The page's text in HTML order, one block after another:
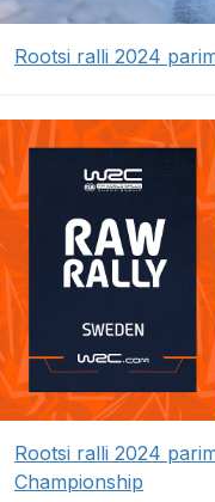
Rootsi ralli 2024
Rootsi ralli 2024
Championship